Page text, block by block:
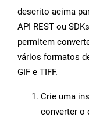
descrito acima
API REST ou
permitem
vários formatos
GIF e TIFF.
Crie uma
converter o